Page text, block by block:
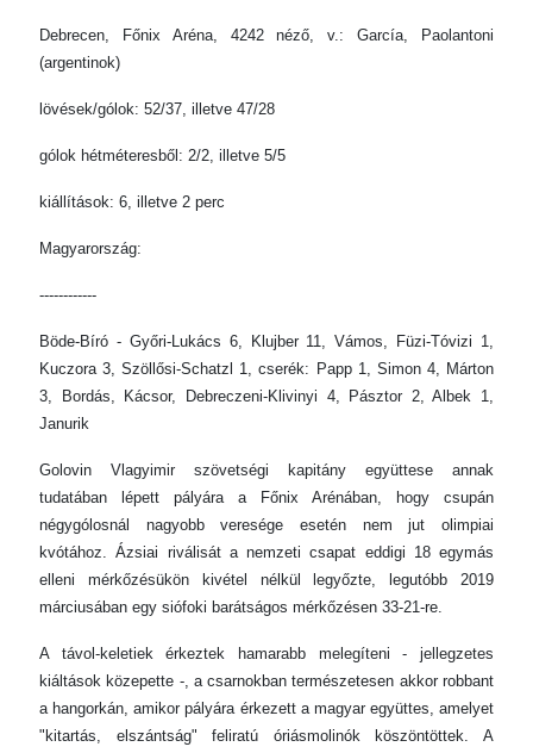
Debrecen, Főnix Aréna, 4242 néző, v.: García, Paolantoni
(argentinok)
lövések/gólok: 52/37, illetve 47/28
gólok hétméteresből: 2/2, illetve 5/5
kiállítások: 6, illetve 2 perc
Magyarország:
------------
Böde-Bíró - Győri-Lukács 6, Klujber 11, Vámos, Füzi-Tóvizi 1,
Kuczora 3, Szöllősi-Schatzl 1, cserék: Papp 1, Simon 4, Márton
3, Bordás, Kácsor, Debreczeni-Klivinyi 4, Pásztor 2, Albek 1,
Janurik
Golovin Vlagyimir szövetségi kapitány együttese annak
tudatában lépett pályára a Főnix Arénában, hogy csupán
négygólosnál nagyobb veresége esetén nem jut olimpiai
kvótához. Ázsiai riválisát a nemzeti csapat eddigi 18 egymás
elleni mérkőzésükön kivétel nélkül legyőzte, legutóbb 2019
márciusában egy siófoki barátságos mérkőzésen 33-21-re.
A távol-keletiek érkeztek hamarabb melegíteni - jellegzetes
kiáltások közepette -, a csarnokban természetesen akkor robbant
a hangorkán, amikor pályára érkezett a magyar együttes, amelyet
"kitartás, elszántság" feliratú óriásmolinók köszöntöttek. A